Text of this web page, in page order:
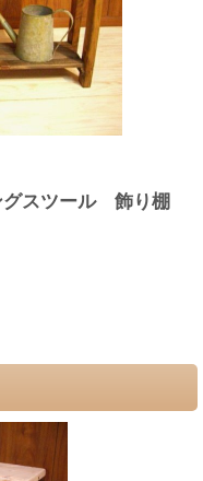
スツール 飾り棚